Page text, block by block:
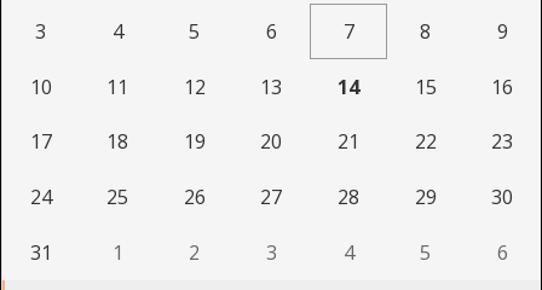
3 4 5 6 7 8 9
10 11 12 13 14 15 16
17 18 19 20 21 22 23
24 25 26 27 28 29 30
31 1 2 3 4 5 6